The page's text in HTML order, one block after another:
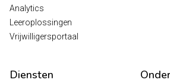
Analytics
Leeroplossingen
Vrijwilligersportaal
Diensten